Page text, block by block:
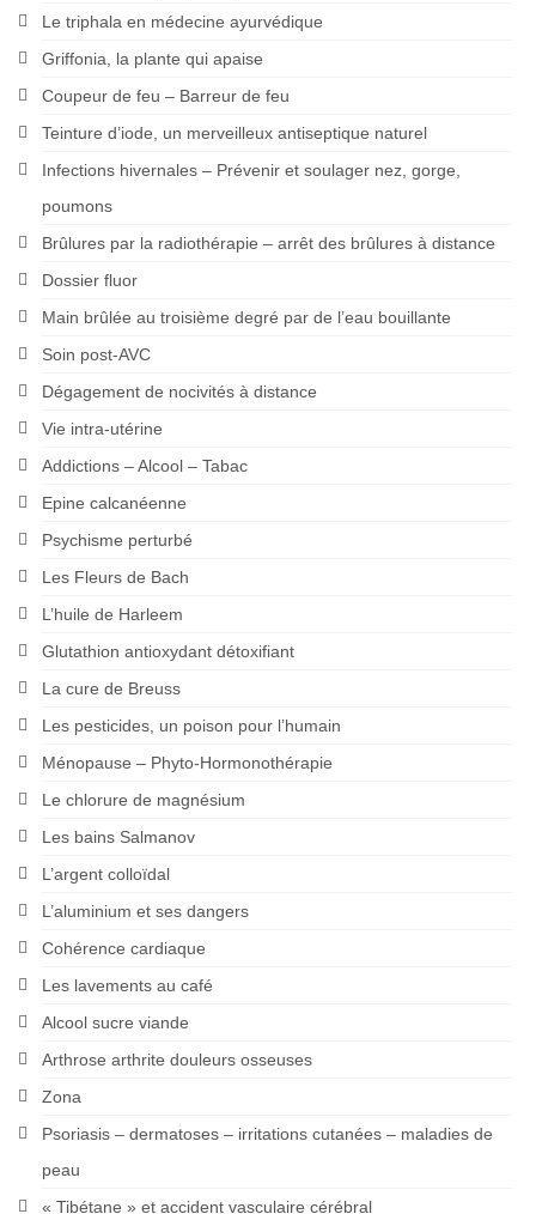
Le triphala en médecine ayurvédique
Griffonia, la plante qui apaise
Coupeur de feu – Barreur de feu
Teinture d’iode, un merveilleux antiseptique naturel
Infections hivernales – Prévenir et soulager nez, gorge,
poumons
Brûlures par la radiothérapie – arrêt des brûlures à distance
Dossier fluor
Main brûlée au troisième degré par de l’eau bouillante
Soin post-AVC
Dégagement de nocivités à distance
Vie intra-utérine
Addictions – Alcool – Tabac
Epine calcanéenne
Psychisme perturbé
Les Fleurs de Bach
L’huile de Harleem
Glutathion antioxydant détoxifiant
La cure de Breuss
Les pesticides, un poison pour l’humain
Ménopause – Phyto-Hormonothérapie
Le chlorure de magnésium
Les bains Salmanov
L’argent colloïdal
L’aluminium et ses dangers
Cohérence cardiaque
Les lavements au café
Alcool sucre viande
Arthrose arthrite douleurs osseuses
Zona
Psoriasis – dermatoses – irritations cutanées – maladies de
peau
« Tibétane » et accident vasculaire cérébral